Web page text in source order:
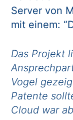
Server von
mit einem:
Das Projekt
Vogel
Patente
Cloud war